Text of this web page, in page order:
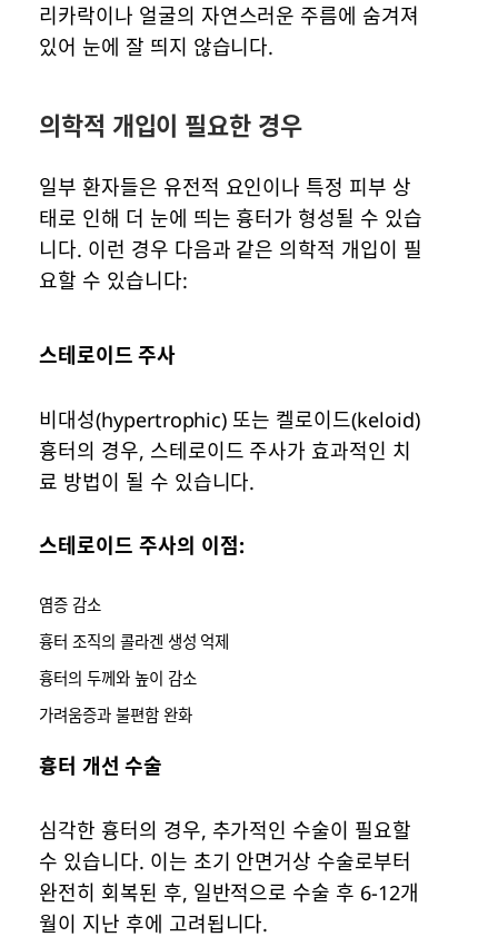
리카락이나 얼굴의 자연스러운 주름에 숨겨져
있어 눈에 잘 띄지 않습니다.
의학적 개입이 필요한 경우
일부 환자들은 유전적 요인이나 특정 피부 상
태로 인해 더 눈에 띄는 흉터가 형성될 수 있습
니다. 이런 경우 다음과 같은 의학적 개입이 필
요할 수 있습니다:
스테로이드 주사
비대성(hypertrophic) 또는 켈로이드(keloid)
흉터의 경우, 스테로이드 주사가 효과적인 치
료 방법이 될 수 있습니다.
스테로이드 주사의 이점:
염증 감소
흉터 조직의 콜라겐 생성 억제
흉터의 두께와 높이 감소
가려움증과 불편함 완화
흉터 개선 수술
심각한 흉터의 경우, 추가적인 수술이 필요할
수 있습니다. 이는 초기 안면거상 수술로부터
완전히 회복된 후, 일반적으로 수술 후 6-12개
월이 지난 후에 고려됩니다.